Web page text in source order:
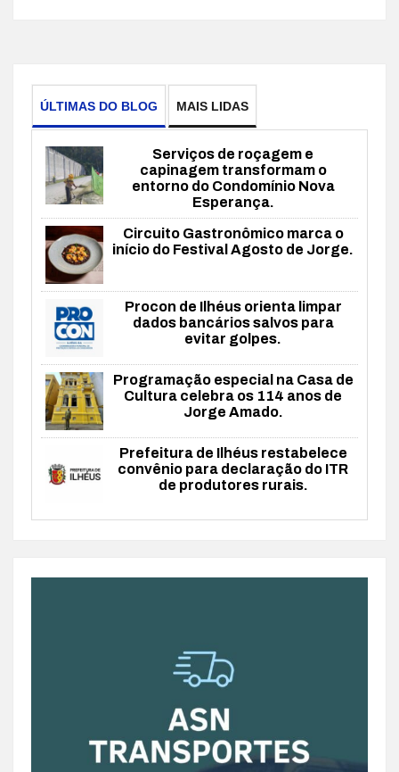
ÚLTIMAS DO BLOG MAIS LIDAS
Serviços de roçagem e
capinagem transformam o
entorno do Condomínio Nova
Esperança.
Circuito Gastronômico marca o
início do Festival Agosto de Jorge.
Procon de Ilhéus orienta limpar
dados bancários salvos para
evitar golpes.
Programação especial na Casa de
Cultura celebra os 114 anos de
Jorge Amado.
Prefeitura de Ilhéus restabelece
convênio para declaração do ITR
de produtores rurais.